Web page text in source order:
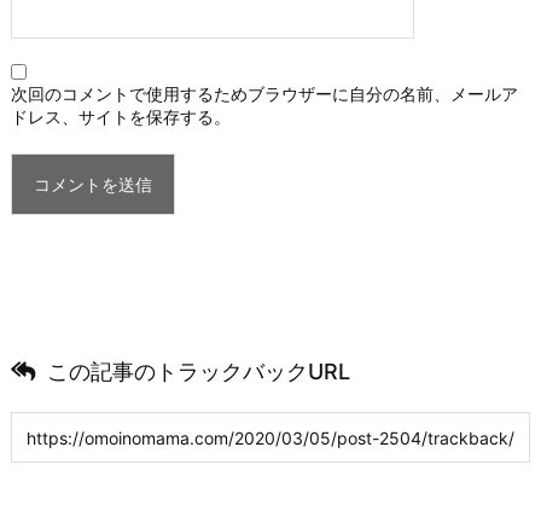
次回のコメントで使用するためブラウザーに自分の名前、メールア
ドレス、サイトを保存する。
この記事のトラックバックURL